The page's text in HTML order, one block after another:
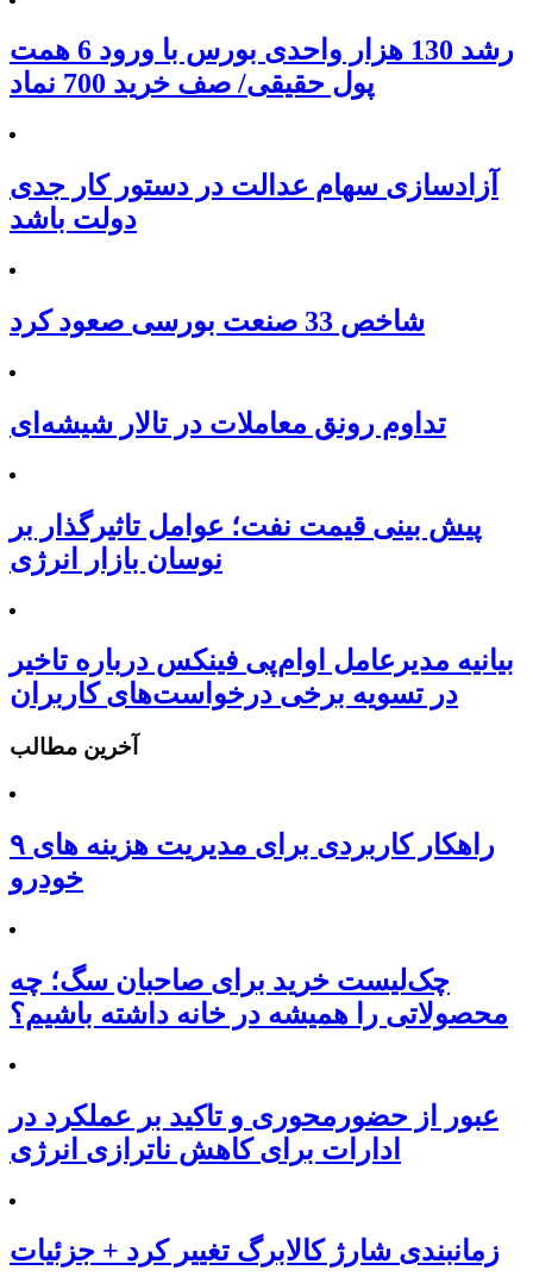
رشد 130 هزار واحدی بورس با ورود 6 همت
پول حقیقی/ صف خرید 700 نماد
آزادسازی سهام عدالت در دستور کار جدی
دولت باشد
شاخص 33 صنعت بورسی صعود کرد
تداوم رونق معاملات در تالار شیشه‌ای
پیش بینی قیمت نفت؛ عوامل تاثیرگذار بر
نوسان بازار انرژی
بیانیه مدیرعامل او‌ام‌پی فینکس درباره تاخیر
در تسویه برخی درخواست‌های کاربران
آخرین مطالب
۹ راهکار کاربردی برای مدیریت هزینه های
خودرو
چک‌لیست خرید برای صاحبان سگ؛ چه
محصولاتی را همیشه در خانه داشته باشیم؟
عبور از حضورمحوری و تاکید بر عملکرد در
ادارات برای کاهش ناترازی انرژی
زمانبندی شارژ کالابرگ تغییر کرد + جزئیات